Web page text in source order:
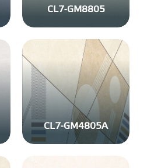
CL7-GM8805
CL7-GM4805A